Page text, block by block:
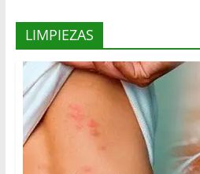
LIMPIEZAS